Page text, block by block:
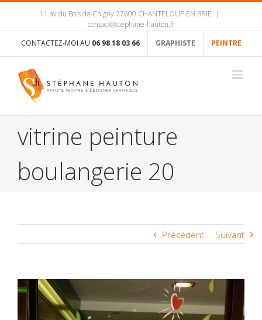
11 av du Bois de Chigny 77600 CHANTELOUP EN BRIE |
contact@stephane-hauton.fr
CONTACTEZ-MOI AU 06 98 18 03 66 GRAPHISTE PEINTRE
vitrine peinture
boulangerie 20
Précédent Suivant